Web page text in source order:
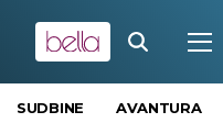
SUDBINE AVANTURA